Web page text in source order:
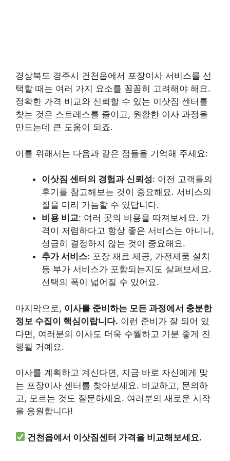
경상북도 경주시 건천읍에서 포장이사 서비스를 선
택할 때는 여러 가지 요소를 꼼꼼히 고려해야 해요.
정확한 가격 비교와 신뢰할 수 있는 이삿짐 센터를
찾는 것은 스트레스를 줄이고, 원활한 이사 과정을
만드는데 큰 도움이 되죠.
이를 위해서는 다음과 같은 점들을 기억해 주세요:
이삿짐 센터의 경험과 신뢰성: 이전 고객들의
후기를 참고해보는 것이 중요해요. 서비스의
질을 미리 가늠할 수 있답니다.
비용 비교: 여러 곳의 비용을 따져보세요. 가
격이 저렴하다고 항상 좋은 서비스는 아니니,
성급히 결정하지 않는 것이 중요해요.
추가 서비스: 포장 재료 제공, 가전제품 설치
등 부가 서비스가 포함되는지도 살펴보세요.
선택의 폭이 넓어질 수 있어요.
마지막으로, 이사를 준비하는 모든 과정에서 충분한
정보 수집이 핵심이랍니다. 이런 준비가 잘 되어 있
다면, 여러분의 이사도 더욱 수월하고 기분 좋게 진
행될 거예요.
이사를 계획하고 계신다면, 지금 바로 자신에게 맞
는 포장이사 센터를 찾아보세요. 비교하고, 문의하
고, 모르는 것도 질문하세요. 여러분의 새로운 시작
을 응원합니다!
건천읍에서 이삿짐센터 가격을 비교해보세요.